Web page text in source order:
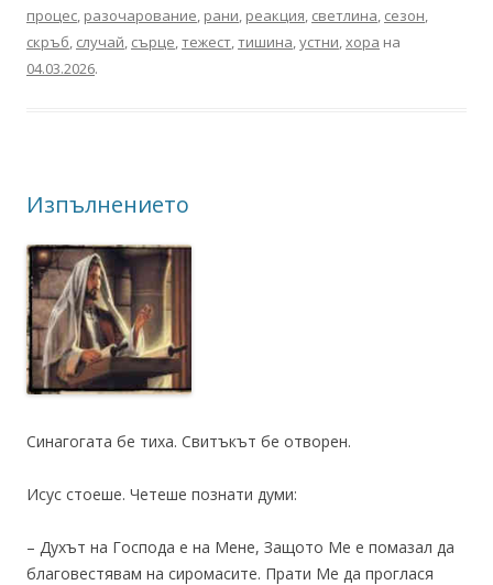
процес, разочарование, рани, реакция, светлина, сезон,
скръб, случай, сърце,тежест,тишина,устни,хора на
04.03.2026.
Изпълнението
Синагогата бе тиха. Свитъкът бе отворен.
Исус стоеше. Четеше познати думи:
– Духът на Господа е на Мене, Защото Ме е помазал да
благовестявам на сиромасите. Прати Ме да проглася